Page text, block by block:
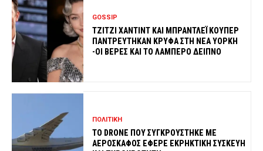
GOSSIP
ΤΖΙΤΖΙ ΧΑΝΤΙΝΤ ΚΑΙ ΜΠΡΑΝΤΛΕΪ ΚΟΥΠΕΡ
ΠΑΝΤΡΕΥΤΗΚΑΝ ΚΡΥΦΑ ΣΤΗ ΝΕΑ ΥΟΡΚΗ
-ΟΙ ΒΕΡΕΣ ΚΑΙ ΤΟ ΛΑΜΠΕΡΟ ΔΕΙΠΝΟ
ΠΟΛΙΤΙΚΗ
ΤΟ DRONE ΠΟΥ ΣΥΓΚΡΟΥΣΤΗΚΕ ΜΕ
ΑΕΡΟΣΚΑΦΟΣ ΕΦΕΡΕ ΕΚΡΗΚΤΙΚΗ ΣΥΣΚΕΥΗ